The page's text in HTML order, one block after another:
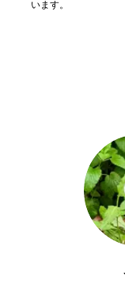
います。